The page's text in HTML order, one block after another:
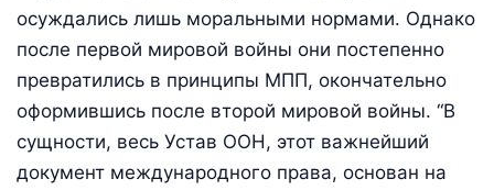
осуждались лишь моральными нормами. Однако
после первой мировой войны они постепенно
превратились в принципы МПП, окончательно
оформившись после второй мировой войны. “В
сущности, весь Устав ООН, этот важнейший
документ международного права, основан на